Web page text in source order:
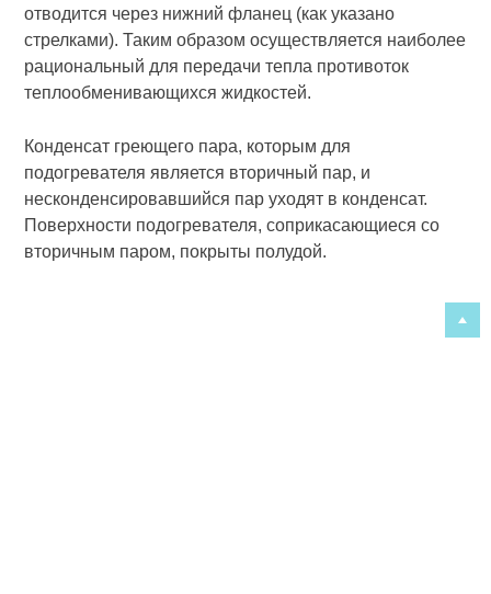
отводится через нижний фланец (как указано
стрелками). Таким образом осуществляется наиболее
рациональный для передачи тепла противоток
теплообменивающихся жидкостей.
Конденсат греющего пара, которым для
подогревателя является вторичный пар, и
несконденсировавшийся пар уходят в конденсат.
Поверхности подогревателя, соприкасающиеся со
вторичным паром, покрыты полудой.